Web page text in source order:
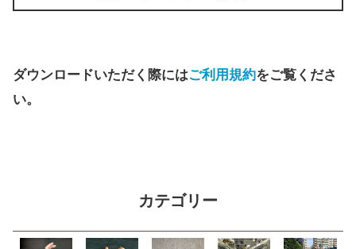
ダウンロードいただく際にはご利用規約をご覧くださ
い。
カテゴリー